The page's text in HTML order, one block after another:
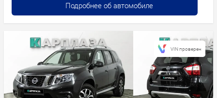
Подробнее об автомобиле
VIN проверен